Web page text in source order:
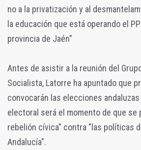
no a la privatización y al
la educación que está operando el
provincia de Jaén"
Antes de asistir a la reunión del
Socialista, Latorre ha apuntado que
convocarán las elecciones
electoral será el momento de que se
rebelión cívica" contra "las políticas
Andalucía".